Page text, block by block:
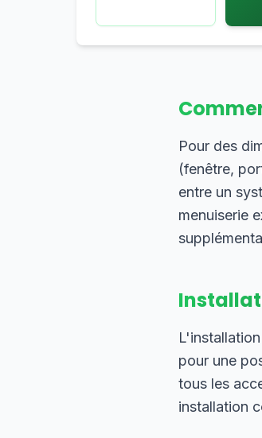
Pour des
(fenêtre,
entre un
menuiserie
pour une
tous les
installation